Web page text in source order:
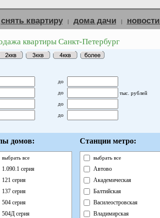
снять квартиру | дома дачи | новости
квартиры Санкт-Петербург
до
до тыс. рублей
до
до
домов:
выбрать все
1.090.1 серия
121 серия
137 серия
504 серия
504Д серия
Станции метро:
выбрать все
Автово
Академическая
Балтийская
Василеостровская
Владимирская